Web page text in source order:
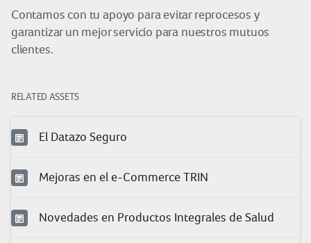
Contamos con tu apoyo para evitar reprocesos y
garantizar un mejor servicio para nuestros mutuos
clientes.
RELATED ASSETS
El Datazo Seguro
Mejoras en el e-Commerce TRIN
Novedades en Productos Integrales de Salud